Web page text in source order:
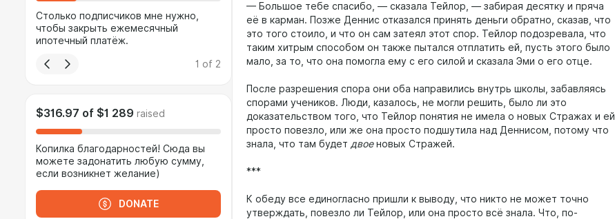
Столько подписчиков мне нужно,
чтобы закрыть ежемесячный
ипотечный платёж.
1 of 2
$316.97 of $1 289 raised
Копилка благодарностей! Сюда вы
можете задонатить любую сумму,
если возникнет желание)
DONATE
— Большое тебе спасибо, — сказала Тейлор, — забирая десятку и пряча
её в карман. Позже Деннис отказался принять деньги обратно, сказав, что
это того стоило, и что он сам затеял этот спор. Тейлор подозревала, что
таким хитрым способом он также пытался отплатить ей, пусть этого было
мало, за то, что она помогла ему с его силой и сказала Эми о его отце.
После разрешения спора они оба направились внутрь школы, забавляясь
спорами учеников. Люди, казалось, не могли решить, было ли это
доказательством того, что Тейлор понятия не имела о новых Стражах и ей
просто повезло, или же она просто подшутила над Деннисом, потому что
знала, что там будет двоеновых Стражей.
***
К обеду все единогласно пришли к выводу, что никто не может точно
утверждать, повезло ли Тейлор, или она просто всё знала. Что, по-